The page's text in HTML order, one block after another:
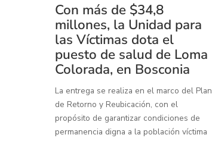
Con más de $34,8
millones, la Unidad para
las Víctimas dota el
puesto de salud de Loma
Colorada, en Bosconia
La entrega se realiza en el marco del Plan
de Retorno y Reubicación, con el
propósito de garantizar condiciones de
permanencia digna a la población víctima